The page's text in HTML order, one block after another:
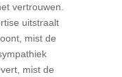
vertrouwen.
uitstraalt
mist de
mist de